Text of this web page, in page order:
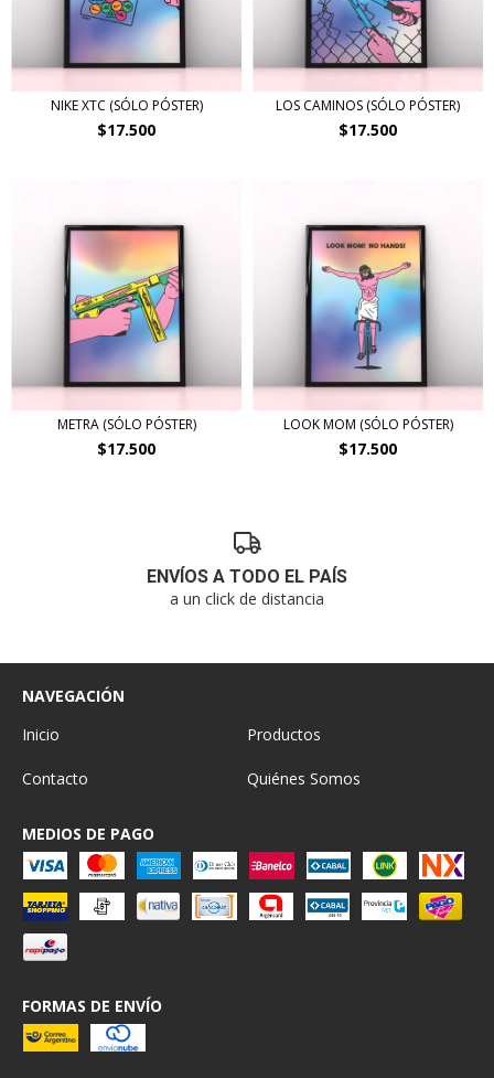
NIKE XTC (SÓLO PÓSTER)
$17.500
LOS CAMINOS (SÓLO PÓSTER)
$17.500
METRA (SÓLO PÓSTER)
$17.500
LOOK MOM (SÓLO PÓSTER)
$17.500
ENVÍOS A TODO EL PAÍS
a un click de distancia
NAVEGACIÓN
Inicio
Productos
Contacto Quiénes Somos
MEDIOS DE PAGO
FORMAS DE ENVÍO